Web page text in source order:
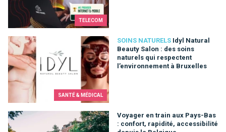
TELECOM
SANTÉ & MÉDICAL
SOINS NATURELS Idyl Natural
Beauty Salon : des soins
naturels qui respectent
l’environnement à Bruxelles
Idyl Natural Beauty Salon : des soins naturels qui respectent
Voyager en train aux Pays-Bas
: confort, rapidité, accessibilité
Voyager en train aux Pays-Bas : confort, rapidité,